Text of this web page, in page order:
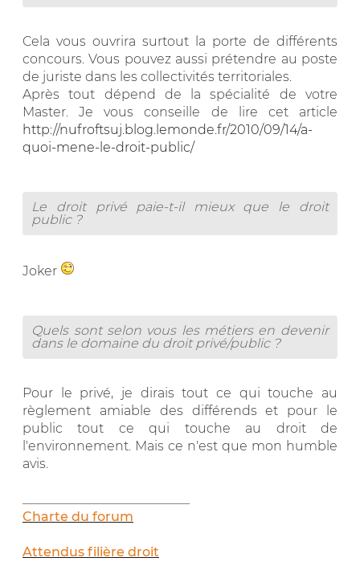
Cela vous ouvrira surtout la porte de différents
concours. Vous pouvez aussi prétendre au poste
de juriste dans les collectivités territoriales.
Après tout dépend de la spécialité de votre
Master. Je vous conseille de lire cet article
http://nufroftsuj.blog.lemonde.fr/2010/09/14/a-
quoi-mene-le-droit-public/
Le droit privé paie-t-il mieux que le droit
public ?
Joker
Quels sont selon vous les métiers en devenir
dans le domaine du droit privé/public ?
Pour le privé, je dirais tout ce qui touche au
règlement amiable des différends et pour le
public tout ce qui touche au droit de
l'environnement. Mais ce n'est que mon humble
avis.
Charte du forum
Attendus filière droit